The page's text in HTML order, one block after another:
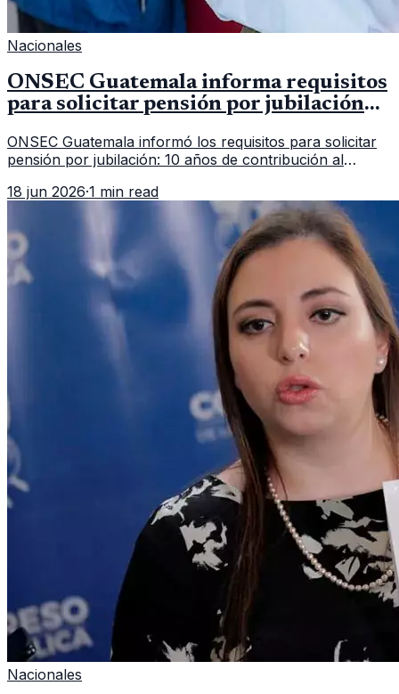
Nacionales
ONSEC Guatemala informa requisitos
para solicitar pensión por jubilación
ONSEC Guatemala informó los requisitos para solicitar
pensión por jubilación: 10 años de contribución al
importar edad.
18 jun 2026·1 min read
Nacionales